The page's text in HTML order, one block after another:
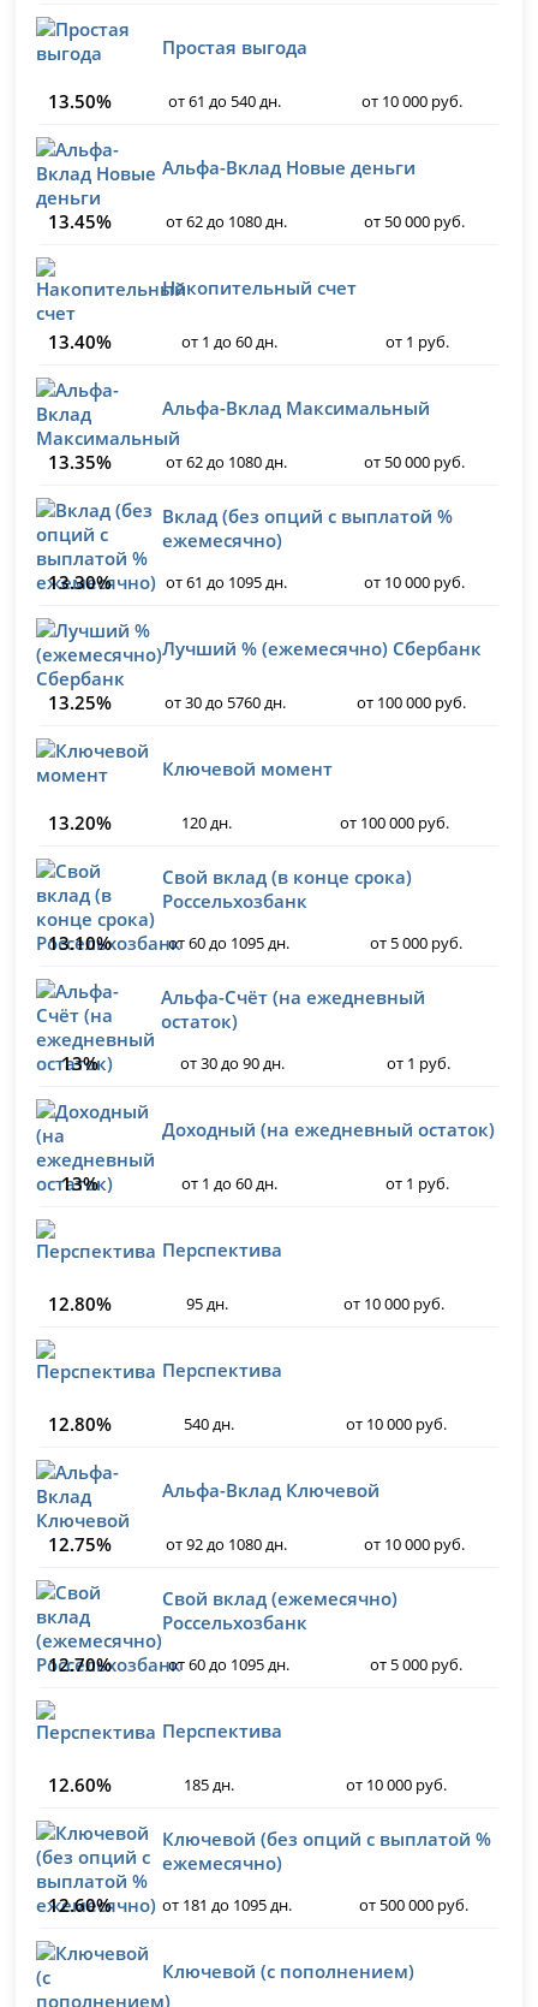
Простая выгода
13.50% от 61 до 540 дн. от 10 000 руб.
Альфа-Вклад Новые деньги
13.45% от 62 до 1080 дн. от 50 000 руб.
Накопительный счет
13.40% от 1 до 60 дн. от 1 руб.
Альфа-Вклад Максимальный
13.35% от 62 до 1080 дн. от 50 000 руб.
Вклад (без опций с выплатой %
ежемесячно)
13.30%
от 61 до 1095 дн. от 10 000 руб.
Лучший % (ежемесячно) Сбербанк
13.25% от 30 до 5760 дн. от 100 000 руб.
Ключевой момент
13.20% 120 дн. от 100 000 руб.
Свой вклад (в конце срока)
Россельхозбанк
13.10%
от 60 до 1095 дн. от 5 000 руб.
Альфа-Счёт (на ежедневный
остаток)
13%
от 30 до 90 дн. от 1 руб.
Доходный (на ежедневный остаток)
13% от 1 до 60 дн. от 1 руб.
Перспектива
12.80% 95 дн. от 10 000 руб.
Перспектива
12.80% 540 дн. от 10 000 руб.
Альфа-Вклад Ключевой
12.75% от 92 до 1080 дн. от 10 000 руб.
Свой вклад (ежемесячно)
Россельхозбанк
12.70%
от 60 до 1095 дн. от 5 000 руб.
Перспектива
12.60% 185 дн. от 10 000 руб.
Ключевой (без опций с выплатой %
ежемесячно)
12.60%
от 181 до 1095 дн. от 500 000 руб.
Ключевой (с пополнением)